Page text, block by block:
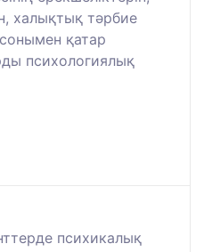
халықтық тәрбие
қатар
психологиялық
психикалық